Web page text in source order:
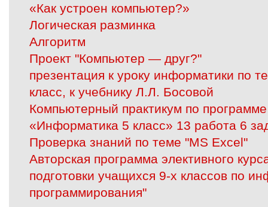
«Как устроен компьютер?»
Логическая разминка
Алгоритм
Проект "Компьютер — друг?"
презентация к уроку информатики по
класс, к учебнику Л.Л. Босовой
Компьютерный практикум по
«Информатика 5 класс» 13 работа 6
Проверка знаний по теме "MS Excel"
Авторская программа элективного
подготовки учащихся 9-х классов по
программирования"